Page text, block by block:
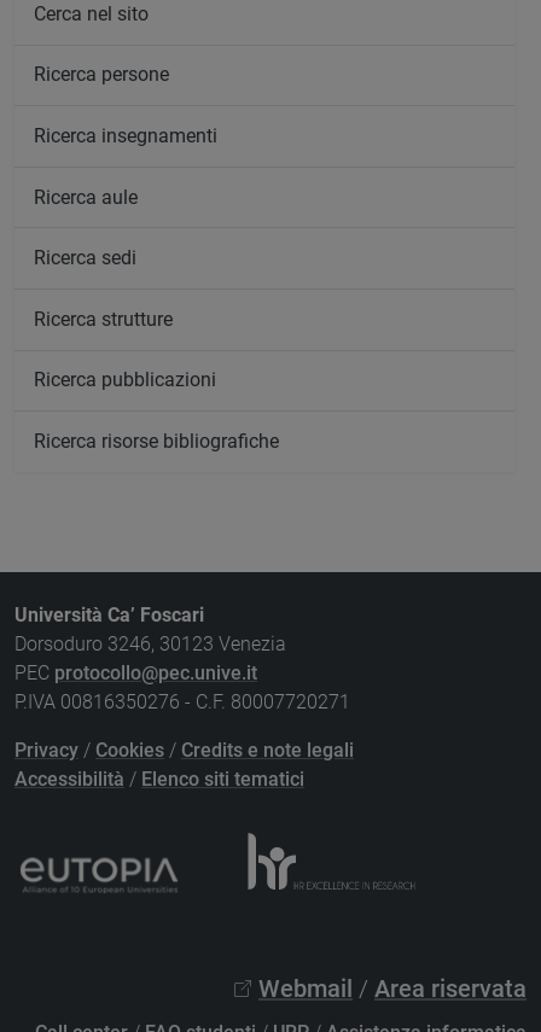
Cerca nel sito
Ricerca persone
Ricerca insegnamenti
Ricerca aule
Ricerca sedi
Ricerca strutture
Ricerca pubblicazioni
Ricerca risorse bibliografiche
Università Ca’ Foscari
Dorsoduro 3246, 30123 Venezia
PEC protocollo@pec.unive.it
P.IVA 00816350276 - C.F. 80007720271
Privacy / Cookies / Credits e note legali
Accessibilità / Elenco siti tematici
Webmail / Area riservata